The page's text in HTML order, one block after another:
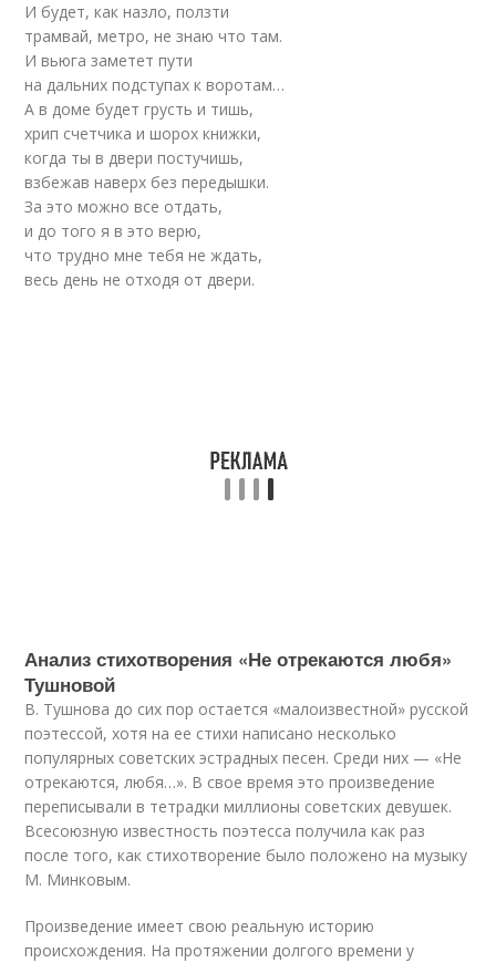
И будет, как назло, ползти
трамвай, метро, не знаю что там.
И вьюга заметет пути
на дальних подступах к воротам…
А в доме будет грусть и тишь,
хрип счетчика и шорох книжки,
когда ты в двери постучишь,
взбежав наверх без передышки.
За это можно все отдать,
и до того я в это верю,
что трудно мне тебя не ждать,
весь день не отходя от двери.
Анализ стихотворения «Не отрекаются любя»
Тушновой
В. Тушнова до сих пор остается «малоизвестной» русской
поэтессой, хотя на ее стихи написано несколько
популярных советских эстрадных песен. Среди них — «Не
отрекаются, любя…». В свое время это произведение
переписывали в тетрадки миллионы советских девушек.
Всесоюзную известность поэтесса получила как раз
после того, как стихотворение было положено на музыку
М. Минковым.
Произведение имеет свою реальную историю
происхождения. На протяжении долгого времени у